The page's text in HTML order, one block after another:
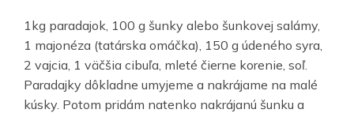
1kg paradajok, 100 g šunky alebo šunkovej salámy,
1 majonéza (tatárska omáčka), 150 g údeného syra,
2 vajcia, 1 väčšia cibuľa, mleté čierne korenie, soľ.
Paradajky dôkladne umyjeme a nakrájame na malé
kúsky. Potom pridám natenko nakrájanú šunku a